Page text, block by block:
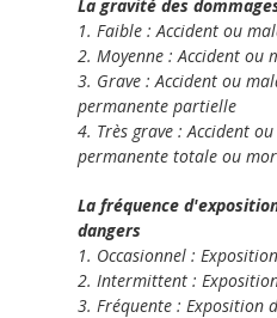
La gravité des
1. Faible : Accident ou
2. Moyenne : Accident ou
3. Grave : Accident ou
permanente partielle
4. Très grave : Accident
permanente totale ou
La fréquence
dangers
1. Occasionnel :
2. Intermittent :
3. Fréquente : Exposition